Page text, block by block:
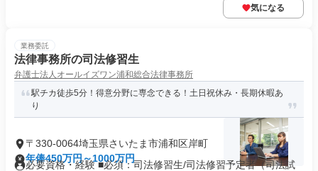
気になる
業務委託
法律事務所の司法修習生
弁護士法人オールイズワン浦和総合法律事務所
駅チカ徒歩5分！得意分野に専念できる！土日祝休み・長期休暇あ
り
〒330-0064埼玉県さいたま市浦和区岸町
年俸450万円～1000万円
必要資格・経験 ■必須：司法修習生/司法修習予定者（司法試